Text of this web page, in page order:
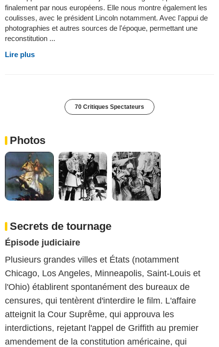
finalement par nous européens. Elle nous montre également les
coulisses, avec le président Lincoln notamment. Avec l'appui de
photographies et autres sources de l'époque, permettant une
reconstitution ...
Lire plus
70 Critiques Spectateurs
Photos
Secrets de tournage
Épisode judiciaire
Plusieurs grandes villes et États (notamment
Chicago, Los Angeles, Minneapolis, Saint-Louis et
l'Ohio) établirent spontanément des bureaux de
censures, qui tentèrent d'interdire le film. L'affaire
atteignit la Cour Suprême, qui approuva les
interdictions, rejetant l'appel de Griffith au premier
amendement de la constitution américaine, qui